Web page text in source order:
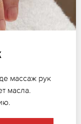
массаж рук
масла.